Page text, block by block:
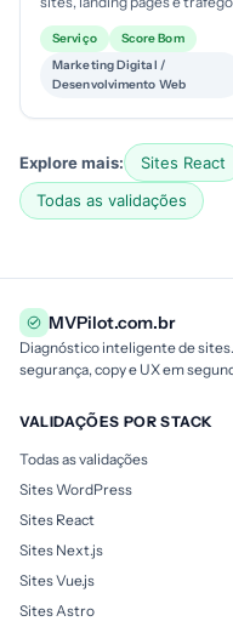
pago, atendendo Brasil e
brasileiros nos EUA. Provável
e...
Serviço
Score Bom
Marketing Digital /
Desenvolvimento Web
Explore mais: Sites React
Todas as validações
MVPilot.com.br
Diagnóstico inteligente de
segurança, copy e UX em
VALIDAÇÕES POR STACK
Todas as validações
Sites WordPress
Sites React
Sites Next.js
Sites Vue.js
Sites Astro